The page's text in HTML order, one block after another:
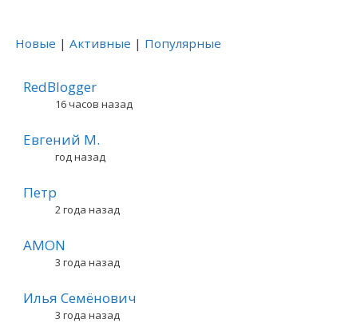
Новые | Активные | Популярные
RedBlogger
16 часов назад
Евгений М.
год назад
Петр
2 года назад
AMON
3 года назад
Илья Семёнович
3 года назад